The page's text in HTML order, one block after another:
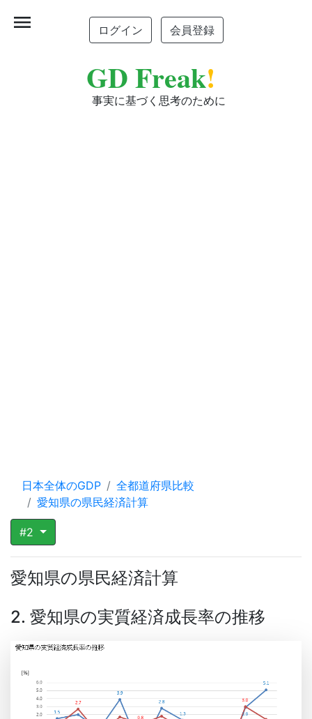
ログイン 会員登録
GD Freak!
事実に基づく思考のために
menu
日本全体のGDP
全都道府県比較
愛知県の県民経済計算
#2
愛知県の県民経済計算
2. 愛知県の実質経済成長率の推移